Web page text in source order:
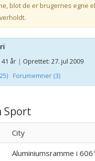
blot de er brugernes egne
41 år | Oprettet: 27. jul 2009
Forumemner (3)
Sport
City
Aluminiumsramme i